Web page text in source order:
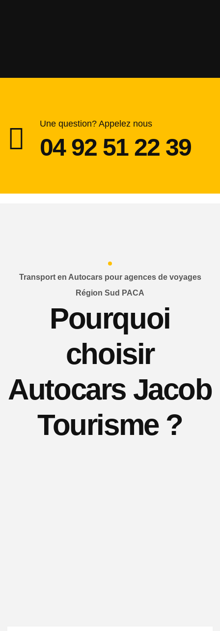
Une question? Appelez nous
04 92 51 22 39
Transport en Autocars pour agences de voyages
Région Sud PACA
Pourquoi
choisir
Autocars Jacob
Tourisme ?